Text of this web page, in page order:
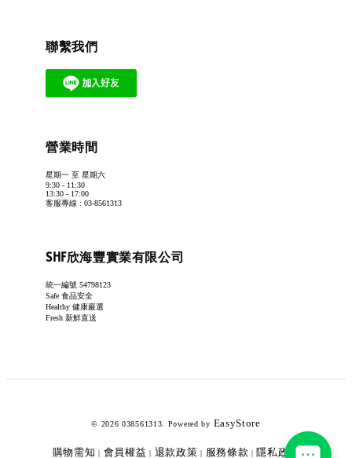
聯繫我們
營業時間
星期一 至 星期六
9:30 - 11:30
13:30 - 17:00
客服專線 : 03-8561313
SHF欣海豐實業有限公司
統一編號 54798123
Safe 食品安全
Healthy 健康嚴選
Fresh 新鮮直送
© 2026 038561313. Powered by EasyStore
購物需知 會員權益 退款政策 服務條款 隱私政策